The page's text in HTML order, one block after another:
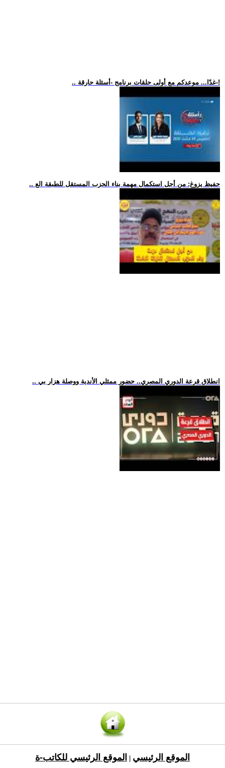
.. غدًا... موعدكم مع أولى حلقات برنامج -أسئلة حارقة-!
.. حفيظ يزوغ: من أجل استكمال مهمة بناء الحزب المستقل للطبقة الع
.. انطلاق قرعة الدوري المصري.. حضور ممثلي الأندية ووصلة هزار بي
الموقع الرئيسي الموقع الرئيسي للكاتب-ة